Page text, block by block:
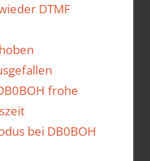
DTMF
frohe
bei DB0BOH